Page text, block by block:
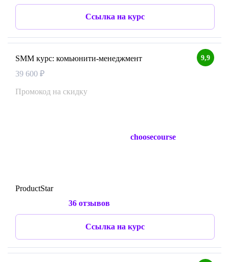
Ссылка на курс
9,9
SMM курс: комьюнити-менеджмент
39 600 ₽
Промокод на скидку
choosecourse
ProductStar
36 отзывов
Ссылка на курс